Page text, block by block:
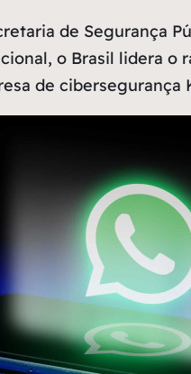
de Segurança
o Brasil lidera
de cibersegurança